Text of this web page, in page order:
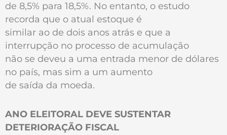
de 8,5% para 18,5%. No entanto, o estudo
recorda que o atual estoque é
similar ao de dois anos atrás e que a
interrupção no processo de acumulação
não se deveu a uma entrada menor de dólares
no país, mas sim a um aumento
de saída da moeda.
ANO ELEITORAL DEVE SUSTENTAR
DETERIORAÇÃO FISCAL